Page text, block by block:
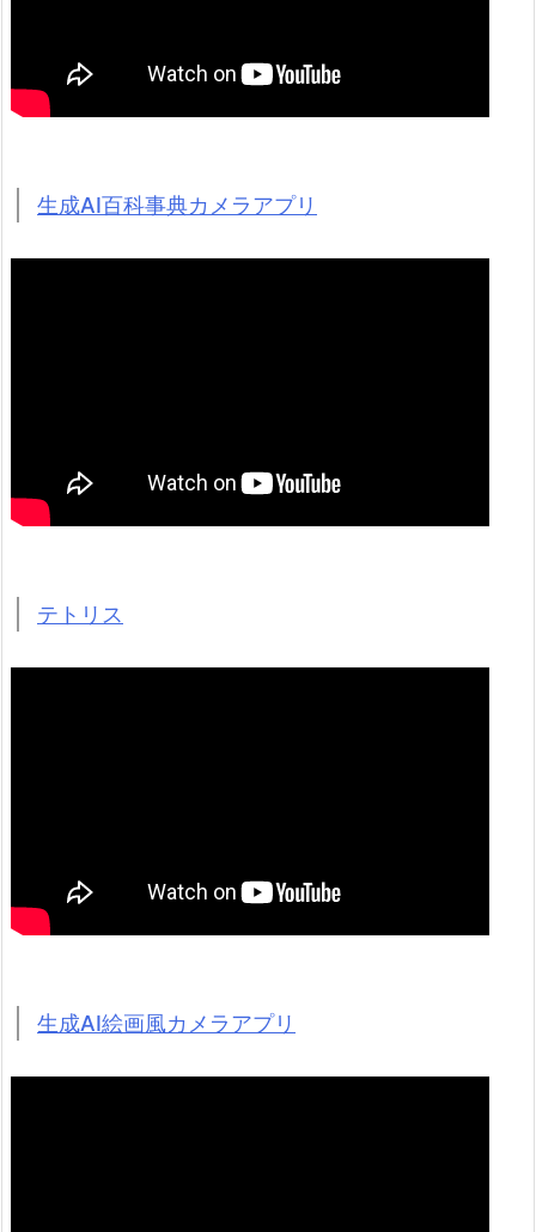
生成AI百科事典カメラアプリ
テトリス
生成AI絵画風カメラアプリ